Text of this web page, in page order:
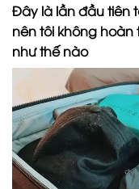
Đây là lần đầu tiên
nên tôi không
như thế nào